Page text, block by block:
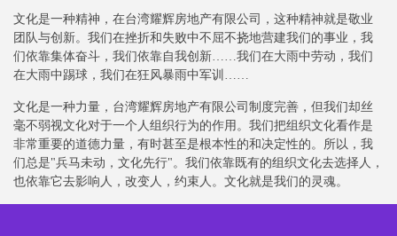
文化是一种精神，在台湾耀辉房地产有限公司，这种精神就是敬业
团队与创新。我们在挫折和失败中不屈不挠地营建我们的事业，我
们依靠集体奋斗，我们依靠自我创新……我们在大雨中劳动，我们
在大雨中踢球，我们在狂风暴雨中军训……
文化是一种力量，台湾耀辉房地产有限公司制度完善，但我们却丝
毫不弱视文化对于一个人组织行为的作用。我们把组织文化看作是
非常重要的道德力量，有时甚至是根本性的和决定性的。所以，我
们总是"兵马未动，文化先行"。我们依靠既有的组织文化去选择人，
也依靠它去影响人，改变人，约束人。文化就是我们的灵魂。